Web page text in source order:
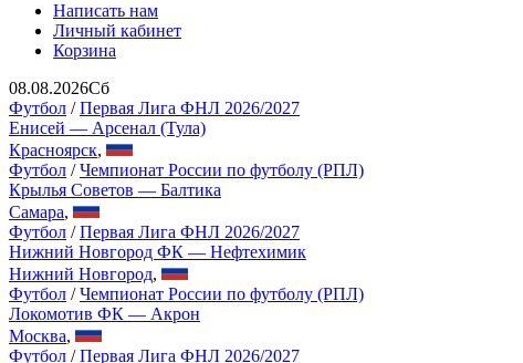
Написать нам
Личный кабинет
Корзина
08.08.2026Сб
Футбол /Первая Лига ФНЛ 2026/2027
Енисей — Арсенал (Тула)
Красноярск,
Футбол /Чемпионат России по футболу (РПЛ)
Крылья Советов — Балтика
Самара,
Футбол /Первая Лига ФНЛ 2026/2027
Нижний Новгород ФК — Нефтехимик
Нижний Новгород,
Футбол /Чемпионат России по футболу (РПЛ)
Локомотив ФК — Акрон
Москва,
Футбол /Первая Лига ФНЛ 2026/2027